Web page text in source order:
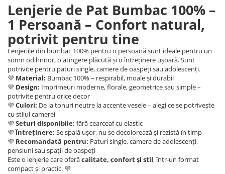
Lenjerie de Pat Bumbac 100% –
1 Persoană – Confort natural,
potrivit pentru tine
Lenjeriile din bumbac 100% pentru o persoană sunt ideale pentru un
somn odihnitor, o atingere plăcută și o întreținere ușoară. Sunt
potrivite pentru paturi single, camere de oaspeți sau adolescenți.
💜 Material: Bumbac 100% – respirabil, moale și durabil
💜 Design: Imprimeuri moderne, florale, geometrice sau simple –
potrivite pentru orice decor
💜Culori: De la tonuri neutre la accente vesele – alegi ce se potrivește
cu stilul camerei
💜Seturi disponibile: fără cearceaf cu elastic
💜Întreținere: Se spală ușor, nu se decolorează și rezistă în timp
💜 Recomandată pentru: Paturi single, camere de adolescenți,
pensiuni sau spații de oaspeți
Este o lenjerie care oferăcalitate, confort și stil, într-un format
compact și practic. 💜